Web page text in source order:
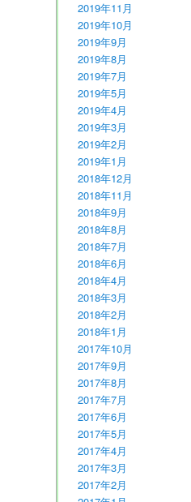
2019年11月
2019年10月
2019年9月
2019年8月
2019年7月
2019年5月
2019年4月
2019年3月
2019年2月
2019年1月
2018年12月
2018年11月
2018年9月
2018年8月
2018年7月
2018年6月
2018年4月
2018年3月
2018年2月
2018年1月
2017年10月
2017年9月
2017年8月
2017年7月
2017年6月
2017年5月
2017年4月
2017年3月
2017年2月